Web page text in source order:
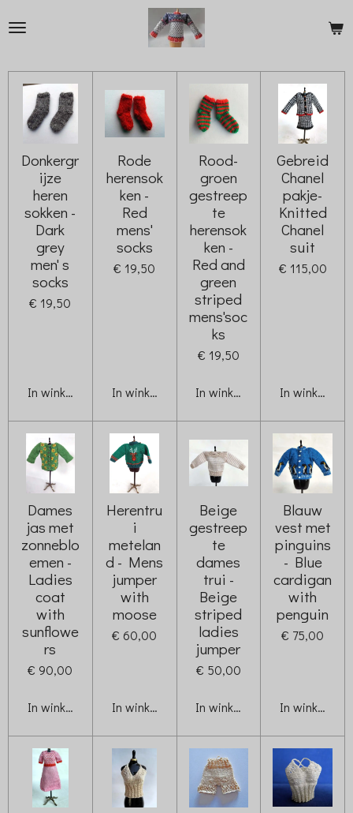
hoofdinhoud
Donkergr
ijze
heren
sokken -
Dark
grey
men' s
socks
€ 19,50
In winkelwagen
Rode
herensok
ken -
Red
mens'
socks
€ 19,50
In winkelwagen
Rood-
groen
gestreep
te
herensok
ken -
Red and
green
striped
mens'soc
ks
€ 19,50
In winkelwagen
Gebreid
Chanel
pakje-
Knitted
Chanel
suit
€ 115,00
In
Dames
jas met
zonneblo
emen -
Ladies
coat
with
sunflowe
rs
€ 90,00
In winkelwagen
Herentru
i
metelan
d - Mens
jumper
with
moose
€ 60,00
In winkelwagen
Beige
gestreep
te
dames
trui -
Beige
striped
ladies
jumper
€ 50,00
In winkelwagen
Blauw
vest met
pinguins
- Blue
cardigan
with
penguin
€ 75,00
In